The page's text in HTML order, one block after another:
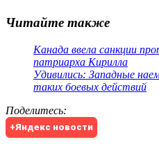
Читайте также
Канада ввела санкции
патриарха Кирилла
Удивились: Западные
таких боевых действий
Поделитесь:
+Яндекс новости